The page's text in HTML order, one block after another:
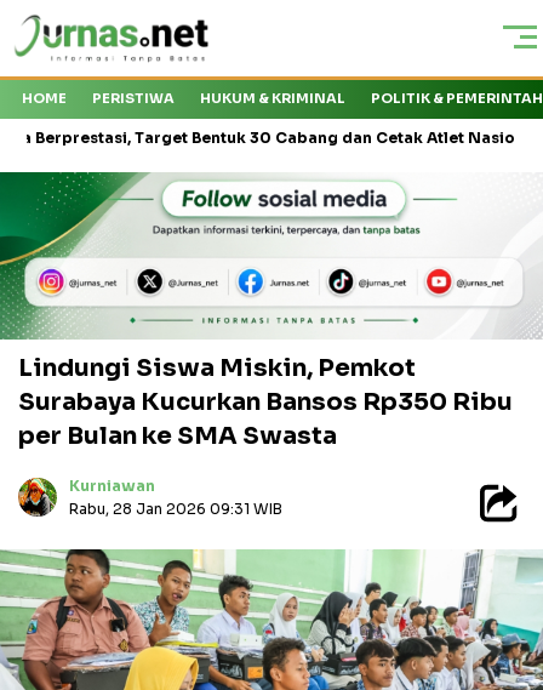
HOME PERISTIWA HUKUM & KRIMINAL POLITIK &
Target Bentuk 30 Cabang dan Cetak Atlet Nasional PT
Lindungi Siswa Miskin, Pemkot
Surabaya Kucurkan Bansos Rp350 Ribu
per Bulan ke SMA Swasta
Kurniawan
Rabu, 28 Jan 2026 09:31 WIB